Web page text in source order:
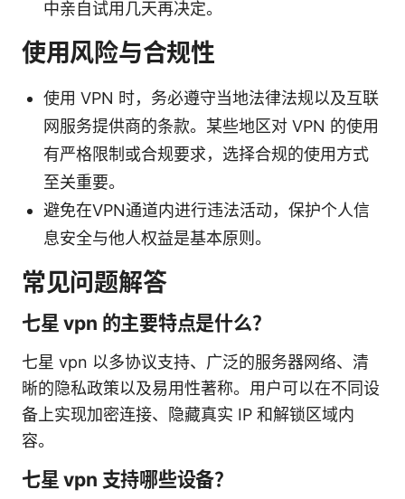
中亲自试用几天再决定。
使用风险与合规性
使用 VPN 时，务必遵守当地法律法规以及互联
网服务提供商的条款。某些地区对 VPN 的使用
有严格限制或合规要求，选择合规的使用方式
至关重要。
避免在VPN通道内进行违法活动，保护个人信
息安全与他人权益是基本原则。
常见问题解答
七星 vpn 的主要特点是什么？
七星 vpn 以多协议支持、广泛的服务器网络、清
晰的隐私政策以及易用性著称。用户可以在不同设
备上实现加密连接、隐藏真实 IP 和解锁区域内
容。
七星 vpn 支持哪些设备？